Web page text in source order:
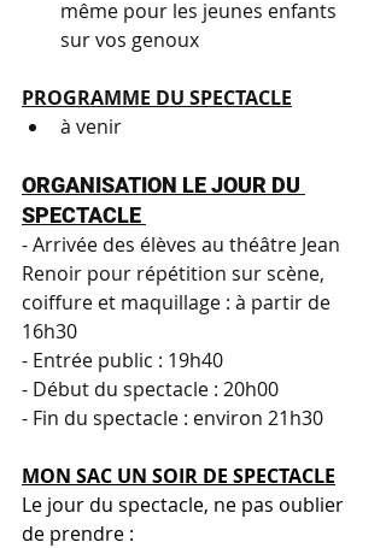
même pour les jeunes enfants
sur vos genoux
PROGRAMME DU SPECTACLE
à venir
ORGANISATION LE JOUR DU
SPECTACLE
- Arrivée des élèves au théâtre Jean
Renoir pour répétition sur scène,
coiffure et maquillage : à partir de
16h30
- Entrée public : 19h40
- Début du spectacle : 20h00
- Fin du spectacle : environ 21h30
MON SAC UN SOIR DE SPECTACLE
Le jour du spectacle, ne pas oublier
de prendre :